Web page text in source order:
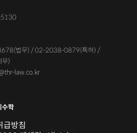
5130
법무) / 02-2038-0879(특허) /
)
law.co.kr
수학
급방침